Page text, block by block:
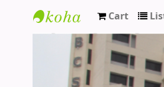
BCS Administration
Cart